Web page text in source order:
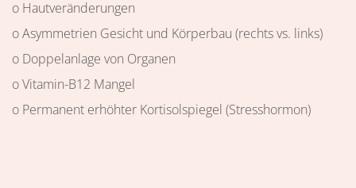
o Hautveränderungen
o Asymmetrien Gesicht und Körperbau (rechts vs. links)
o Doppelanlage von Organen
o Vitamin-B12 Mangel
o Permanent erhöhter Kortisolspiegel (Stresshormon)